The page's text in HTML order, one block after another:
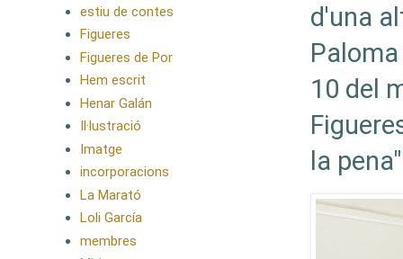
d'una
10 del
la
estiu de contes
Figueres
Figueres de Por
Hem escrit
Henar Galán
Il·lustració
Imatge
incorporacions
La Marató
Loli García
membres